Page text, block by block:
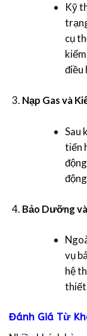
Kỹ
cụ
điều
Nạp Gas và
Sau
tiến
Bảo Dưỡng
vụ
hệ
thiết
Đánh Giá Từ